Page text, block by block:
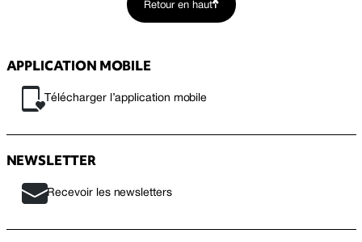
Retour en haut
APPLICATION MOBILE
Télécharger l’application mobile
NEWSLETTER
Recevoir les newsletters